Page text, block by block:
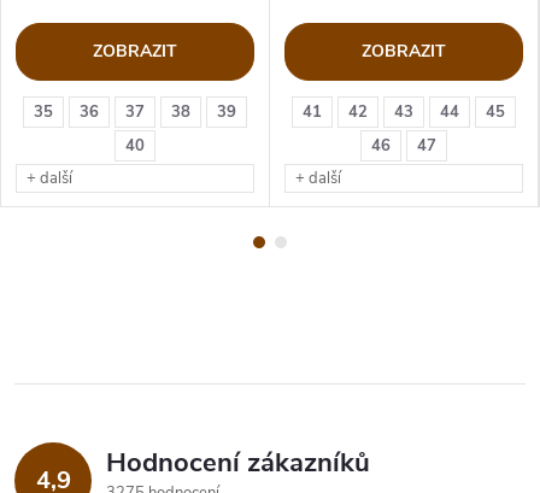
35 36 37 38
39
40
+ další
ZOBRAZIT
41 42 43 44
45
46
47
+ další
ZOBRAZIT
4,9 Hodnocení zákazníků